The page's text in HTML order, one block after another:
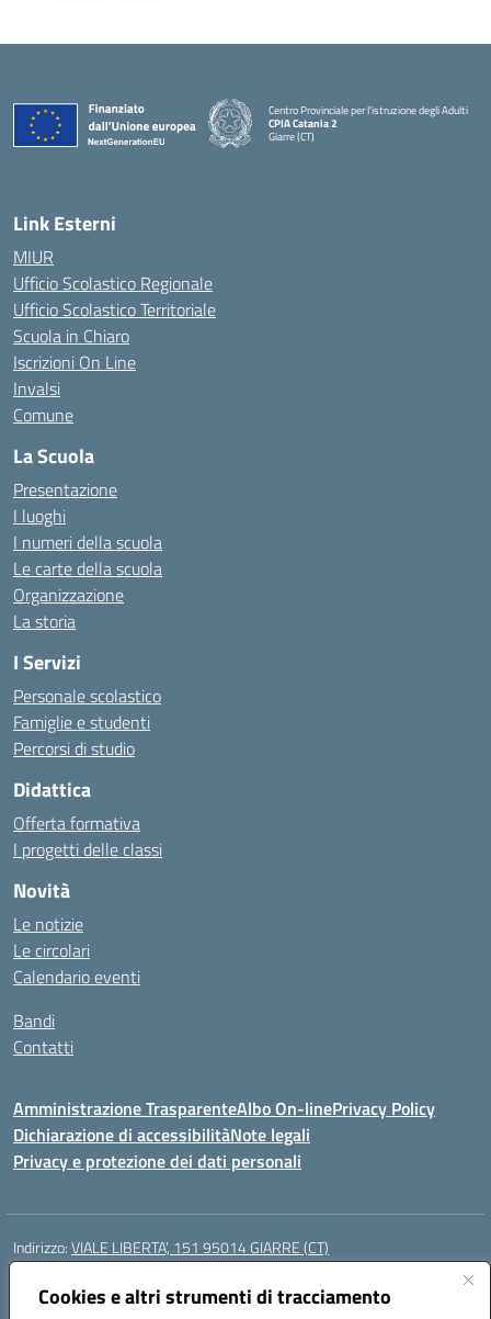
Cookies e altri strumenti di tracciamento
Centro Provinciale per l'istruzione degli Adulti
CPIA Catania 2
Giarre (CT)
Link Esterni
MIUR
Ufficio Scolastico Regionale
Ufficio Scolastico Territoriale
Scuola in Chiaro
Iscrizioni On Line
Invalsi
Comune
La Scuola
Presentazione
I luoghi
I numeri della scuola
Le carte della scuola
Organizzazione
La storia
I Servizi
Personale scolastico
Famiglie e studenti
Percorsi di studio
Didattica
Offerta formativa
I progetti delle classi
Novità
Le notizie
Le circolari
Calendario eventi
Bandi
Contatti
Amministrazione TrasparenteAlbo On-linePrivacy Policy
Dichiarazione di accessibilitàNote legali
Privacy e protezione dei dati personali
Indirizzo:VIALE LIBERTA’, 151 95014 GIARRE (CT)
Centralino:
Posta elettronica certificata (PEC):ctmm151004@pec.istruzione.it